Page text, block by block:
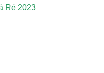
Rẻ 2023